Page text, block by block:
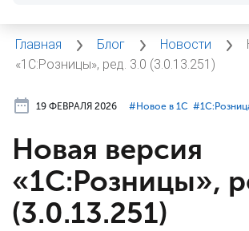
Главная Блог Новости
«1С:Розницы», ред. 3.0 (3.0.13.251)
19 ФЕВРАЛЯ 2026 #⁣Новое в 1С
Новая версия
«1С:Розницы»,
(3.0.13.251)